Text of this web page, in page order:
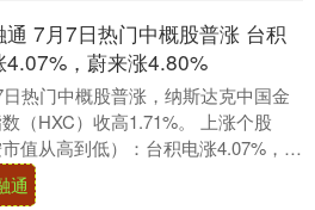
通 7月7日热门中概股普涨 台积
4.07%，蔚来涨4.80%
热门中概股普涨，纳斯达克中国金
（HXC）收高1.71%。 上涨个股
市值从高到低）：台积电涨4.07%，阿
涨1.84%，拼多多涨1.64%....
通